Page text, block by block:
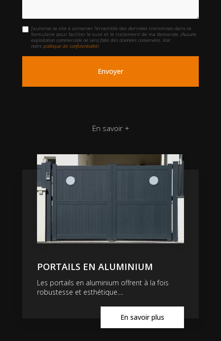
J'autorise ce site à conserver l'ensemble des données transmises dans ce
formulaire pour faciliter le suivi et le traitement de ma demande.(Aucune
exploitation commerciale ne sera faite des données conservées. Voir
notrepolitique de confidentialité)
En savoir +
PORTAILS EN ALUMINIUM
Les portails en aluminium offrent à la fois
robustesse et esthétique....
En savoir plus